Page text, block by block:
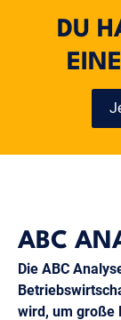
DU
ABC
Die ABC
wird, um große